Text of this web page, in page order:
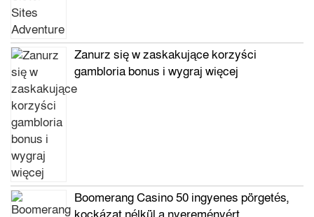
Zanurz się w zaskakujące korzyści
gambloria bonus i wygraj więcej
Boomerang Casino 50 ingyenes pörgetés,